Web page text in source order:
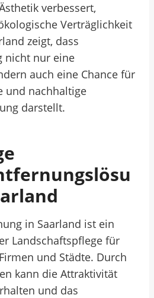
verbessert,
Verträglichkeit
zeigt, dass
nicht nur eine
auch eine Chance für
und nachhaltige
darstellt.
in Saarland ist ein
Landschaftspflege für
und Städte. Durch
kann die Attraktivität
und das